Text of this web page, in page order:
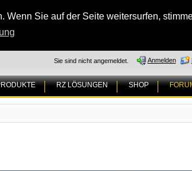
Sie auf der Seite weitersurfen,
Anmelden
Sie sind nicht angemeldet.
RZ LÖSUNGEN SHOP